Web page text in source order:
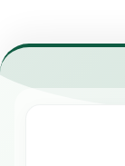
دفاية زيت